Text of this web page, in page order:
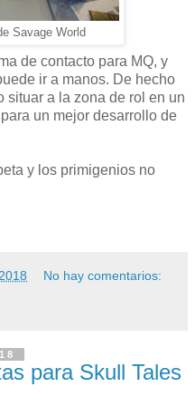
Savage World
de contacto para MQ, y
ir a manos. De hecho
situar a la zona de rol en un
un mejor desarrollo de
y los primigenios no
No hay comentarios:
para Skull Tales